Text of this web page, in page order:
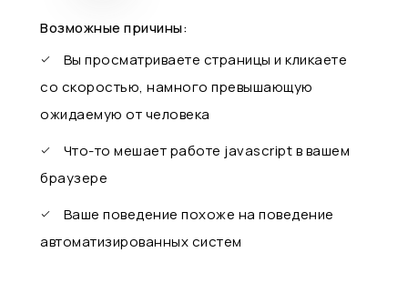
Возможные причины:
Вы просматриваете страницы и кликаете
со скоростью, намного превышающую
ожидаемую от человека
Что-то мешает работе javascript в вашем
браузере
Ваше поведение похоже на поведение
автоматизированных систем